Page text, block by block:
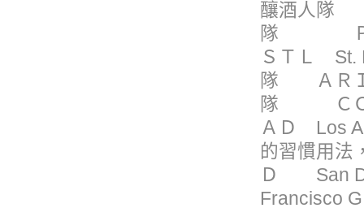
釀酒人隊
隊 ＰＩ
ＳＴＬ St.
隊 ＡＲＩ
隊 ＣＯ
ＡＤ Los
的習慣用
Ｄ San
Francisco